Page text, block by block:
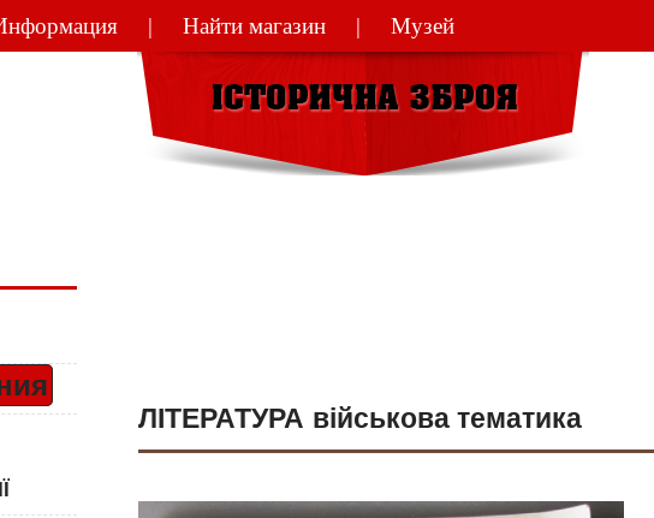
Найти магазин Музей
ЛІТЕРАТУРА військова тематика